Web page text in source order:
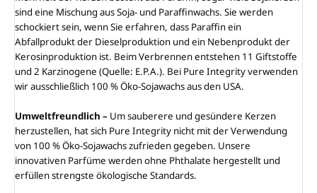
sind eine Mischung aus Soja- und Paraffinwachs. Sie werden
schockiert sein, wenn Sie erfahren, dass Paraffin ein
Abfallprodukt der Dieselproduktion und ein Nebenprodukt der
Kerosinproduktion ist. Beim Verbrennen entstehen 11 Giftstoffe
und 2 Karzinogene (Quelle: E.P.A.). Bei Pure Integrity verwenden
wir ausschließlich 100 % Öko-Sojawachs aus den USA.
Umweltfreundlich – Um sauberere und gesündere Kerzen
herzustellen, hat sich Pure Integrity nicht mit der Verwendung
von 100 % Öko-Sojawachs zufrieden gegeben. Unsere
innovativen Parfüme werden ohne Phthalate hergestellt und
erfüllen strengste ökologische Standards.